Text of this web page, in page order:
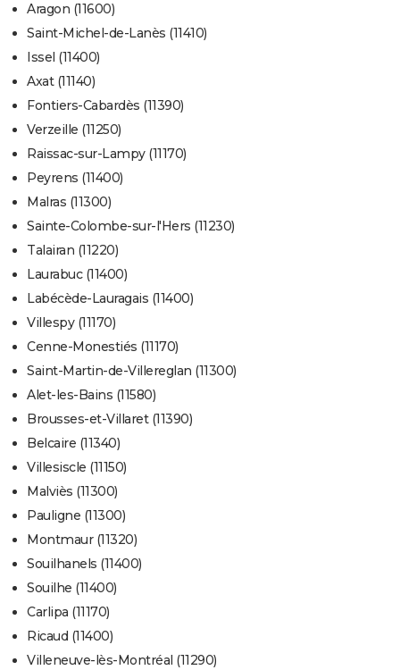
Aragon (11600)
Saint-Michel-de-Lanès (11410)
Issel (11400)
Axat (11140)
Fontiers-Cabardès (11390)
Verzeille (11250)
Raissac-sur-Lampy (11170)
Peyrens (11400)
Malras (11300)
Sainte-Colombe-sur-l'Hers (11230)
Talairan (11220)
Laurabuc (11400)
Labécède-Lauragais (11400)
Villespy (11170)
Cenne-Monestiés (11170)
Saint-Martin-de-Villereglan (11300)
Alet-les-Bains (11580)
Brousses-et-Villaret (11390)
Belcaire (11340)
Villesiscle (11150)
Malviès (11300)
Pauligne (11300)
Montmaur (11320)
Souilhanels (11400)
Souilhe (11400)
Carlipa (11170)
Ricaud (11400)
Villeneuve-lès-Montréal (11290)